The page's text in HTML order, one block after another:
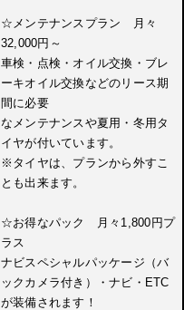
☆メンテナンスプラン 月々
32,000円～
車検・点検・オイル交換・ブレ
ーキオイル交換などのリース期
間に必要
なメンテナンスや夏用・冬用タ
イヤが付いています。
※タイヤは、プランから外すこ
とも出来ます。
☆お得なパック 月々1,800円プ
ラス
ナビスペシャルパッケージ（バ
ックカメラ付き）・ナビ・ETC
が装備されます！